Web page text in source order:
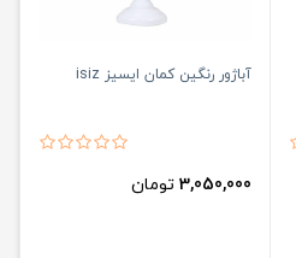
آباژور رنگین کمان ایسیز isiz
3,050,000 تومان